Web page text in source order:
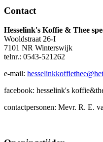
Contact
Hesselink's Koffie & Thee
Wooldstraat 26-I
7101 NR Winterswijk
telnr.: 0543-521262
e-mail:
facebook: hesselink's
contactpersonen: Mevr. R. E.